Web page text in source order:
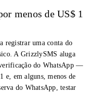
menos de US$ 1
registrar uma conta do
A GrizzlySMS aluga
do WhatsApp —
e, em alguns, menos de
do WhatsApp, testar